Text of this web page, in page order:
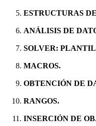
ESTRUCTURAS
ANÁLISIS DE
SOLVER:
MACROS.
OBTENCIÓN DE
RANGOS.
INSERCIÓN DE